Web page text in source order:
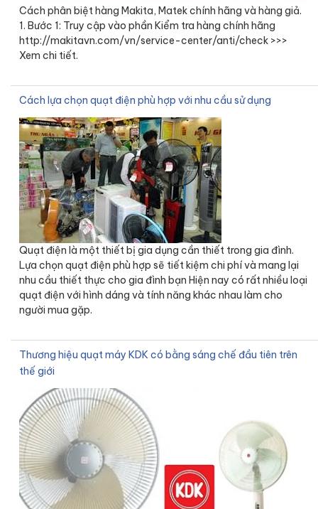
Cách phân biệt hàng Makita, Matek chính hãng và hàng giả.
1. Bước 1: Truy cập vào phần Kiểm tra hàng chính hãng
http://makitavn.com/vn/service-center/anti/check >>>
Xem chi tiết.
Cách lựa chọn quạt điện phù hợp với nhu cầu sử dụng
Quạt điện là một thiết bị gia dụng cần thiết trong gia đình.
Lựa chọn quạt điện phù hợp sẽ tiết kiệm chi phí và mang lại
nhu cầu thiết thực cho gia đình bạn Hiện nay có rất nhiều loại
quạt điện với hình dáng và tính năng khác nhau làm cho
người mua gặp.
Thương hiệu quạt máy KDK có bằng sáng chế đầu tiên trên
thế giới